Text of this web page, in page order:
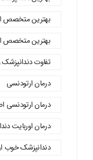
بهترین متخصص
بهترین متخصص
تفاوت
درمان ارتودنسی
درمان ارتودنسی
درمان اوربایت
دندانپزشک خوب